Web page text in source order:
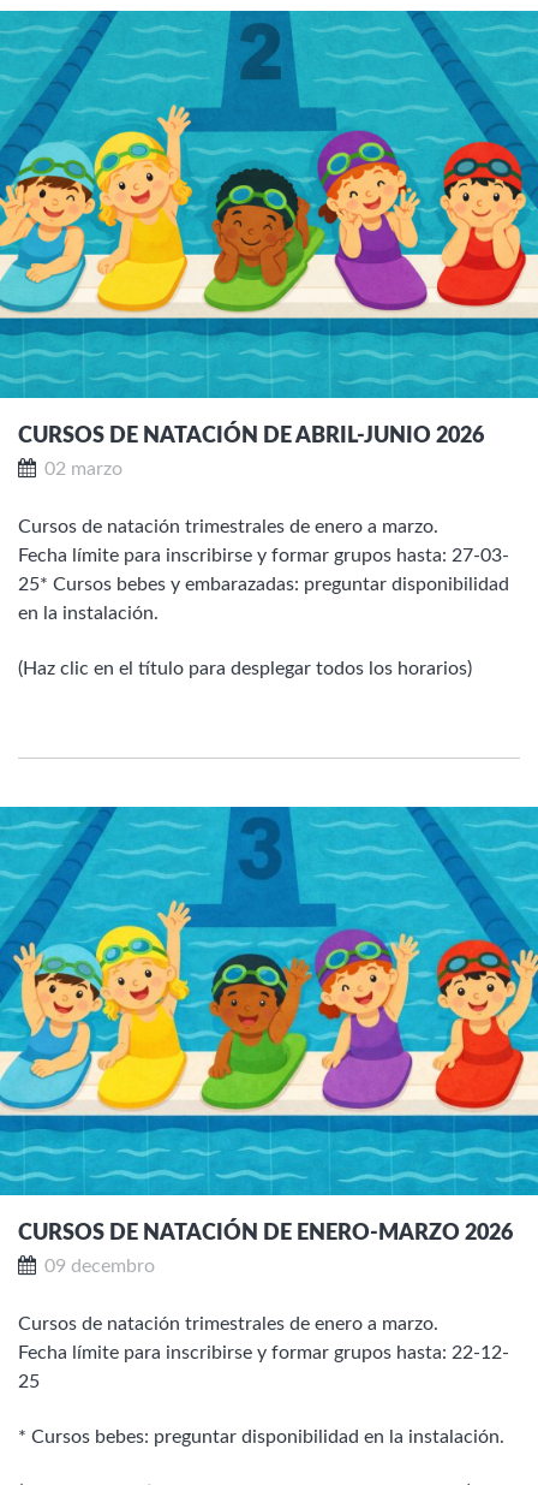
CURSOS DE NATACIÓN DE ABRIL-JUNIO 2026
02 marzo
Cursos de natación trimestrales de enero a marzo.
Fecha límite para inscribirse y formar grupos hasta: 27-03-
25* Cursos bebes y embarazadas: preguntar disponibilidad
en la instalación.
(Haz clic en el título para desplegar todos los horarios)
CURSOS DE NATACIÓN DE ENERO-MARZO 2026
09 decembro
Cursos de natación trimestrales de enero a marzo.
Fecha límite para inscribirse y formar grupos hasta: 22-12-
25
* Cursos bebes: preguntar disponibilidad en la instalación.